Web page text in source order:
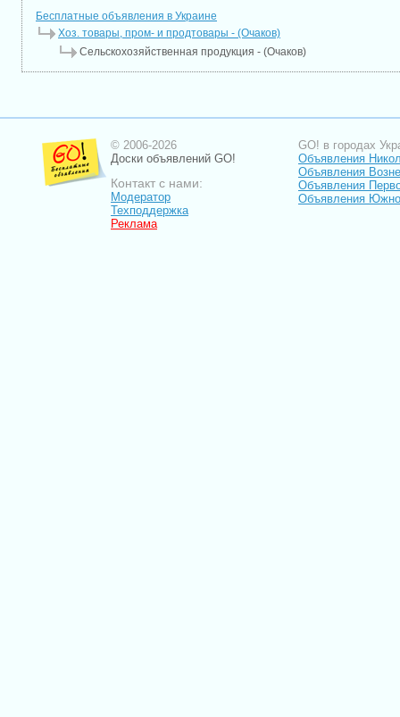
Бесплатные объявления в Украине
Хоз. товары, пром- и продтовары - (Очаков)
Сельскохозяйственная продукция - (Очаков)
© 2006-2026
Доски объявлений GO!
Контакт с нами:
Модератор
Техподдержка
Реклама
GO! в городах
Объявления
Объявления
Объявления
Объявления